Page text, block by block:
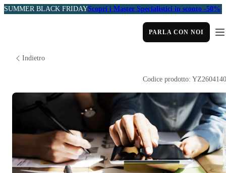
SUMMER BLACK FRIDAYScopri i Master Specialistici in sconto -50%
PARLA CON NOI
Indietro
Codice prodotto: